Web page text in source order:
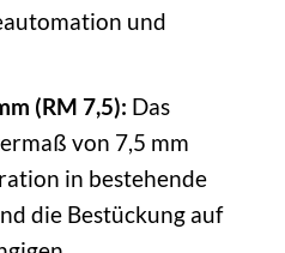
und
(RM 7,5): Das
von 7,5 mm
in bestehende
die Bestückung auf